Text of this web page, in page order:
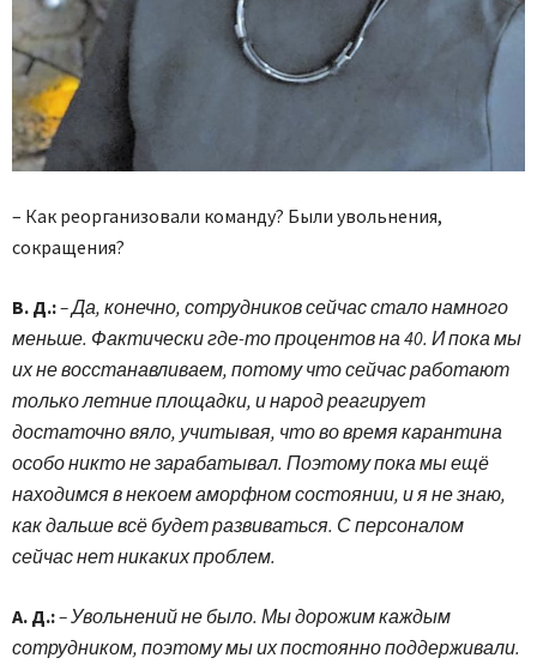
– Как реорганизовали команду? Были увольнения,
сокращения?
В. Д.:– Да, конечно, сотрудников сейчас стало намного
меньше. Фактически где-то процентов на 40. И пока мы
их не восстанавливаем, потому что сейчас работают
только летние площадки, и народ реагирует
достаточно вяло, учитывая, что во время карантина
особо никто не зарабатывал. Поэтому пока мы ещё
находимся в некоем аморфном состоянии, и я не знаю,
как дальше всё будет развиваться. С персоналом
сейчас нет никаких проблем.
А. Д.:– Увольнений не было. Мы дорожим каждым
сотрудником, поэтому мы их постоянно поддерживали.